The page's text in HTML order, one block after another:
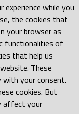
while you
the cookies that
your browser as
functionalities of
that help us
These
with your consent.
cookies. But
affect your